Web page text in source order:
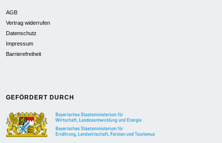
AGB
Vertrag widerrufen
Datenschutz
Impressum
Barrierefreiheit
GEFÖRDERT DURCH